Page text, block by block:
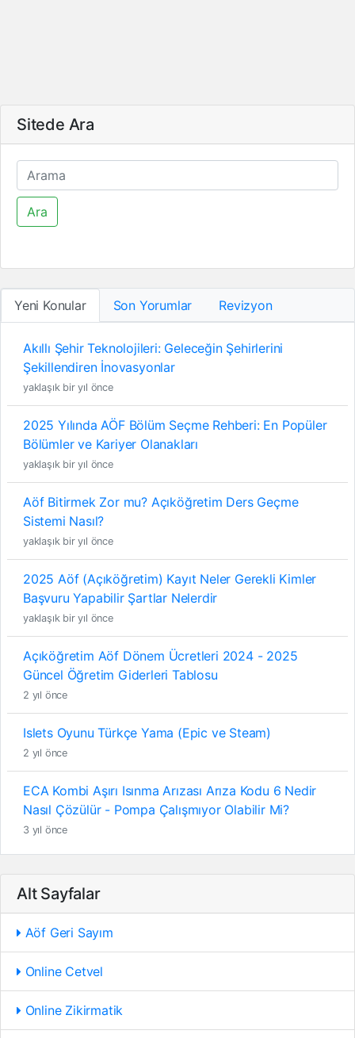
Sitede Ara
Ara
Yeni Konular Son Yorumlar Revizyon
Akıllı Şehir Teknolojileri: Geleceğin Şehirlerini
Şekillendiren İnovasyonlar
yaklaşık bir yıl önce
2025 Yılında AÖF Bölüm Seçme Rehberi: En Popüler
Bölümler ve Kariyer Olanakları
yaklaşık bir yıl önce
Aöf Bitirmek Zor mu? Açıköğretim Ders Geçme
Sistemi Nasıl?
yaklaşık bir yıl önce
2025 Aöf (Açıköğretim) Kayıt Neler Gerekli Kimler
Başvuru Yapabilir Şartlar Nelerdir
yaklaşık bir yıl önce
Açıköğretim Aöf Dönem Ücretleri 2024 - 2025
Güncel Öğretim Giderleri Tablosu
2 yıl önce
Islets Oyunu Türkçe Yama (Epic ve Steam)
2 yıl önce
ECA Kombi Aşırı Isınma Arızası Arıza Kodu 6 Nedir
Nasıl Çözülür - Pompa Çalışmıyor Olabilir Mi?
3 yıl önce
Alt Sayfalar
Aöf Geri Sayım
Online Cetvel
Online Zikirmatik